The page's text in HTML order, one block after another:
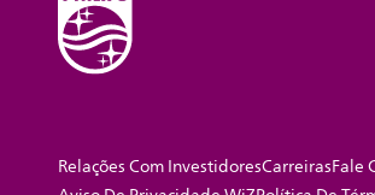
Relações Com InvestidoresCarreirasFale